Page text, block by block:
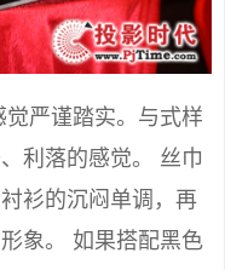
严谨踏实。与式样
利落的感觉。 丝巾
衫的沉闷单调，再
象。 如果搭配黑色